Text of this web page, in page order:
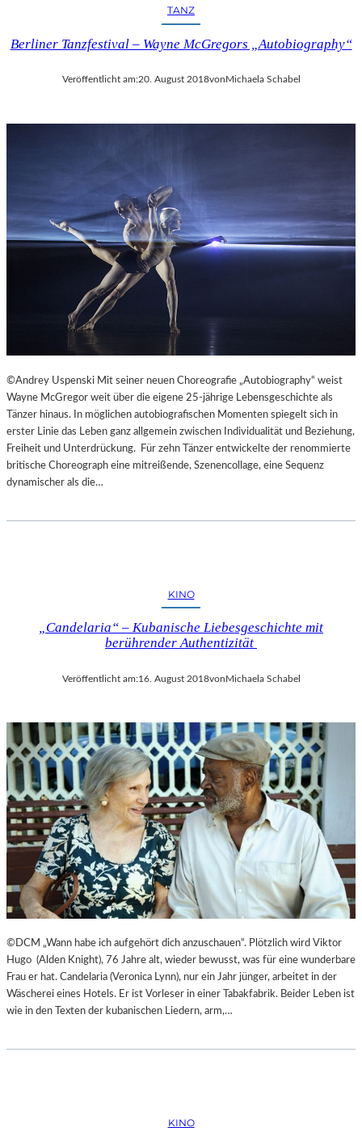
TANZ
Berliner Tanzfestival – Wayne McGregors „Autobiography“
Veröffentlicht am:20. August 2018von Michaela Schabel
©Andrey Uspenski Mit seiner neuen Choreografie „Autobiography“ weist
Wayne McGregor weit über die eigene 25-jährige Lebensgeschichte als
Tänzer hinaus. In möglichen autobiografischen Momenten spiegelt sich in
erster Linie das Leben ganz allgemein zwischen Individualität und Beziehung,
Freiheit und Unterdrückung. Für zehn Tänzer entwickelte der renommierte
britische Choreograph eine mitreißende, Szenencollage, eine Sequenz
dynamischer als die…
KINO
„Candelaria“ – Kubanische Liebesgeschichte mit
berührender Authentizität
Veröffentlicht am:16. August 2018vonMichaela Schabel
©DCM „Wann habe ich aufgehört dich anzuschauen“. Plötzlich wird Viktor
Hugo (Alden Knight), 76 Jahre alt, wieder bewusst, was für eine wunderbare
Frau er hat. Candelaria (Veronica Lynn), nur ein Jahr jünger, arbeitet in der
Wäscherei eines Hotels. Er ist Vorleser in einer Tabakfabrik. Beider Leben ist
wie in den Texten der kubanischen Liedern, arm,…
KINO